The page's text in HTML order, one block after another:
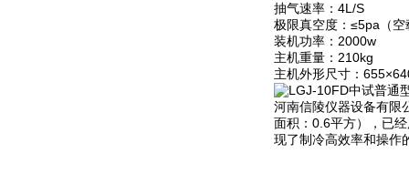
抽气速率：4L/S
极限真空度：≤5pa（空
装机功率：2000w
主机重量：210kg
主机外形尺寸：
河南信陵仪器设备有限
面积：0.6平方），已
现了制冷高效率和操作